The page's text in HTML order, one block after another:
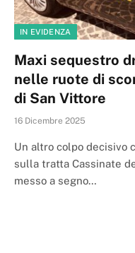
IN EVIDENZA
Maxi sequestro
nelle ruote di
di San Vittore
16 Dicembre 2025
Un altro colpo
sulla tratta Cassinate
messo a segno…